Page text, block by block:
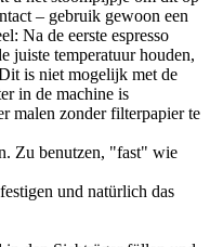
– gebruik gewoon een
Na de eerste espresso
juiste temperatuur houden,
is niet mogelijk met de
in de machine is
malen zonder filterpapier te
Zu benutzen, "fast" wie
und natürlich das